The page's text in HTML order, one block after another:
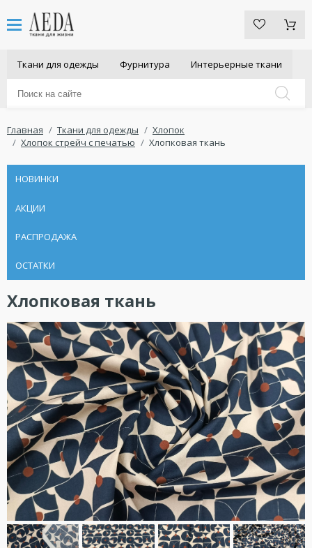
Ткани для одежды Фурнитура Интерьерные ткани
Главная Ткани для одежды
Хлопок
Хлопок стрейч с печатью
Хлопковая ткань
НОВИНКИ
АКЦИИ
РАСПРОДАЖА
ОСТАТКИ
Хлопковая ткань